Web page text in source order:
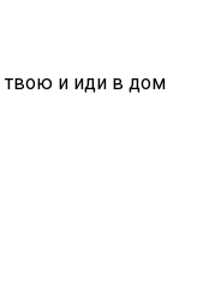
твою и иди в дом